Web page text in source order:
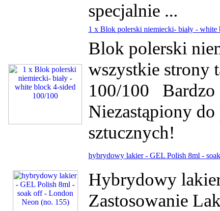
specjalnie ...
1 x Blok polerski niemiecki- biały - white
Blok polerski
wszystkie strony
100/100 Bardzo
Niezastąpiony
sztucznych!
hybrydowy lakier - GEL Polish 8ml -
Hybrydowy
Zastosowanie